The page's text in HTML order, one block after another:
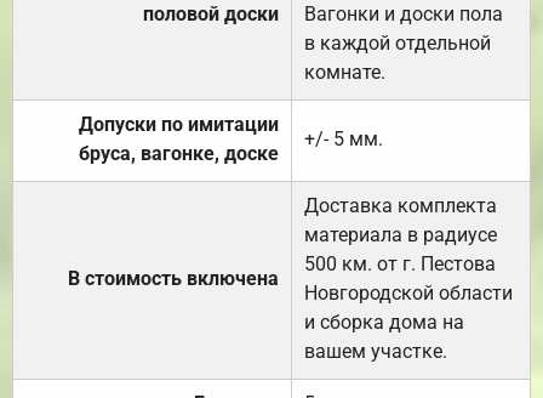
половой доски
Вагонки и доски пола
в каждой отдельной
комнате.
Допуски по имитации
бруса, вагонке, доске
+/- 5 мм.
В стоимость включена
Доставка комплекта
материала в радиусе
500 км. от г. Пестова
Новгородской области
и сборка дома на
вашем участке.